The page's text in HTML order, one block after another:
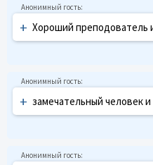
+ Хороший преподователь
+ замечательный человек